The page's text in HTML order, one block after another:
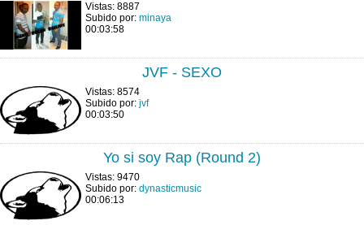
Vistas: 8887
Subido por: minaya
00:03:58
JVF - SEXO
Vistas: 8574
Subido por: jvf
00:03:50
Yo si soy Rap (Round 2)
Vistas: 9470
Subido por: dynasticmusic
00:06:13